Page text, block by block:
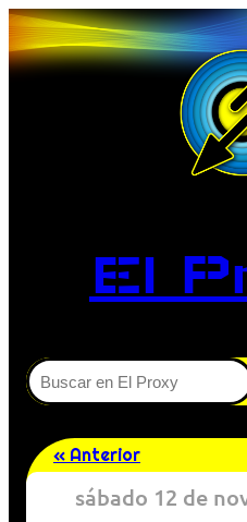
El
Buscar
« Anterior
sábado 12 de